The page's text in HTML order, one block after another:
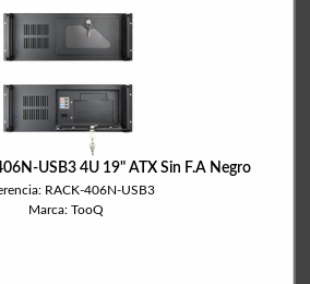
USB3 4U 19" ATX Sin F.A Negro
RACK-406N-USB3
Marca: TooQ